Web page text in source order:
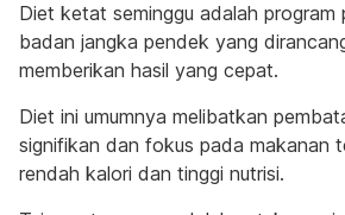
Diet ketat seminggu adalah program
badan jangka pendek yang
memberikan hasil yang cepat.
Diet ini umumnya melibatkan
signifikan dan fokus pada makanan
rendah kalori dan tinggi nutrisi.